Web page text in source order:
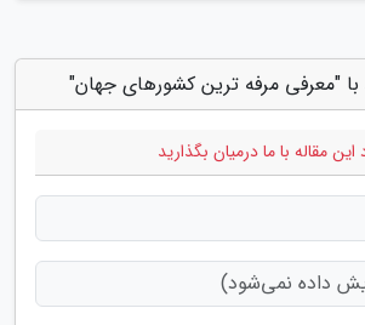
"معرفی مرفه ترین کشورهای جهان"
مقاله با ما درمیان بگذارید